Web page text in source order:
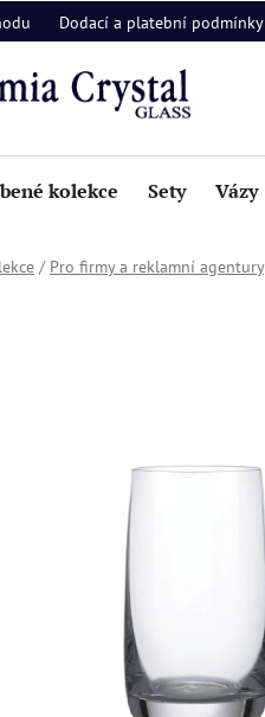
Dodací a platební podmínky
kolekce Sety Vázy
/ Pro firmy a reklamní agentury